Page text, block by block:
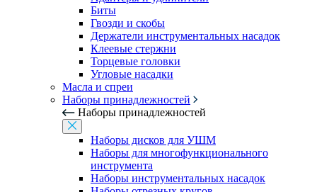
Биты
Гвозди и скобы
Держатели инструментальных насадок
Клеевые стержни
Торцевые головки
Угловые насадки
Масла и спреи
Наборы принадлежностей
Наборы принадлежностей
Наборы дисков для УШМ
Наборы для многофункционального
инструмента
Наборы инструментальных насадок